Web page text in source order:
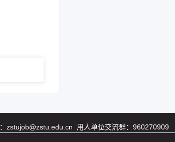
zstujob@zstu.edu.cn 用人单位交流群：960270909